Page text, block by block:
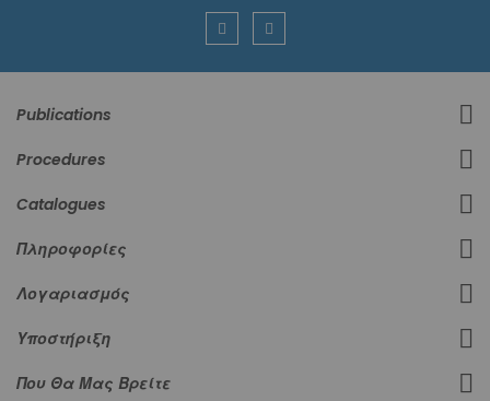
Publications
Procedures
Catalogues
Πληροφορίες
Λογαριασμός
Υποστήριξη
Που Θα Μας Βρείτε